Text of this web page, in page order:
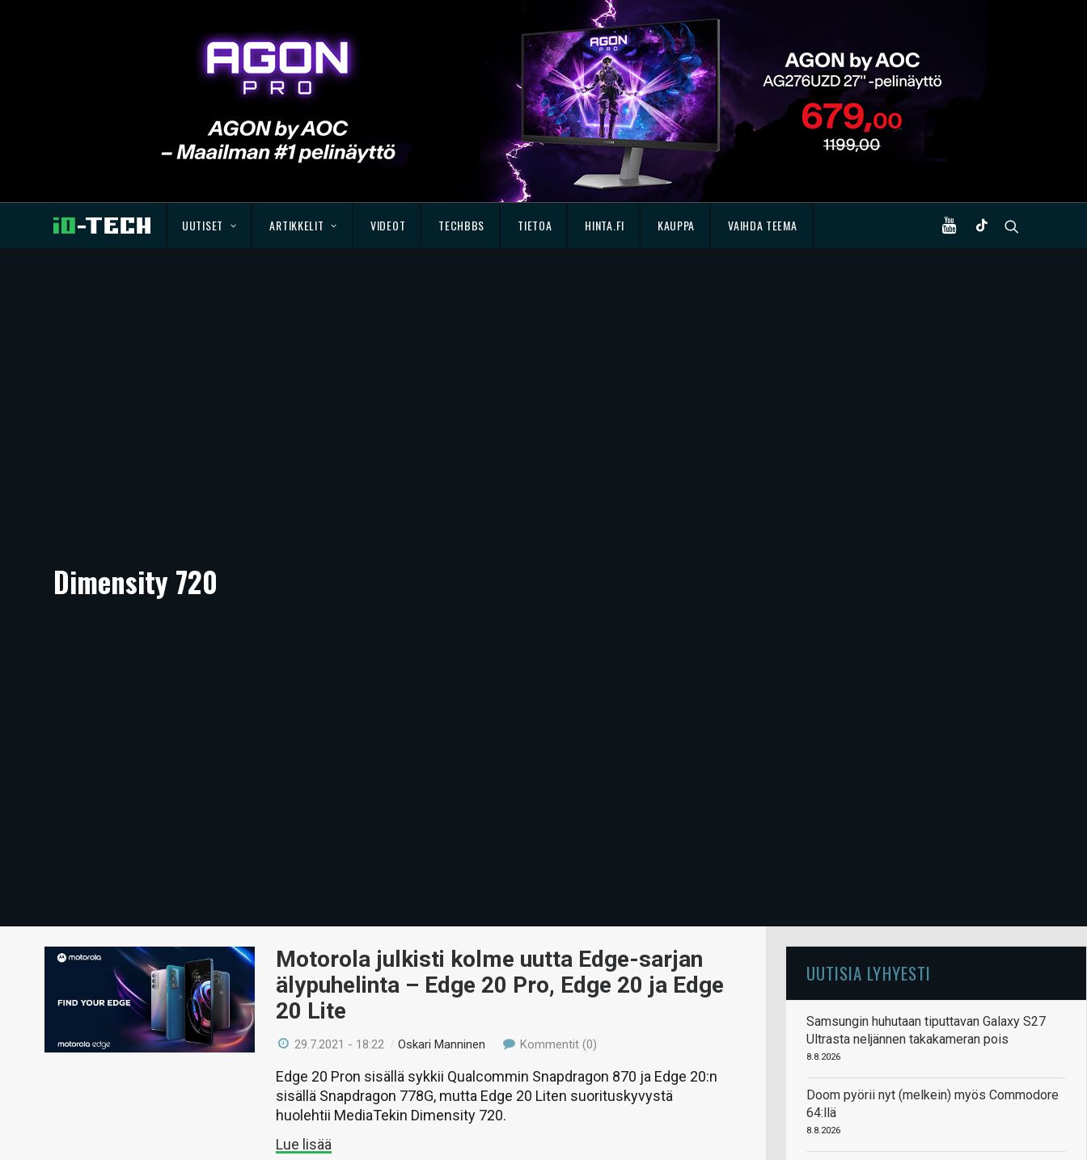
UUTISET ARTIKKELIT VIDEOT TECHBBS TIETOA HINTA.FI KAUPPA VAIHDA TEEMA
Dimensity 720
Motorola julkisti kolme uutta Edge-sarjan
älypuhelinta – Edge 20 Pro, Edge 20 ja Edge
20 Lite
29.7.2021 - 18:22 /Oskari Manninen Kommentit (0)
Edge 20 Pron sisällä sykkii Qualcommin Snapdragon 870 ja Edge 20:n
sisällä Snapdragon 778G, mutta Edge 20 Liten suorituskyvystä
huolehtii MediaTekin Dimensity 720.
Lue lisää
UUTISIA LYHYESTI
Samsungin huhutaan tiputtavan Galaxy S27
Ultrasta neljännen takakameran pois
8.8.2026
Doom pyörii nyt (melkein) myös Commodore
64:llä
8.8.2026